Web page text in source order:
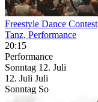
Freestyle Dance Contest
Tanz, Performance
20:15
Performance
Sonntag 12. Juli
12. Juli Juli
Sonntag So